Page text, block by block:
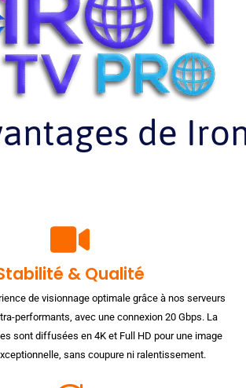
de
& Qualité
de visionnage optimale grâce à nos serveurs
performants, avec une connexion 20 Gbps. La
sont diffusées en 4K et Full HD pour une image
sans coupure ni ralentissement.